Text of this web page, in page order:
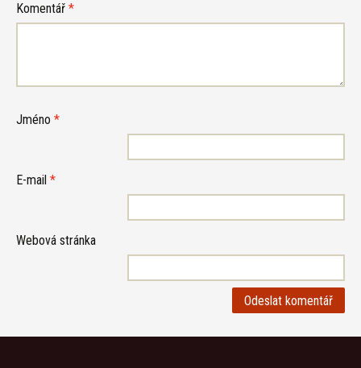
Komentář *
Jméno *
E-mail *
Webová stránka